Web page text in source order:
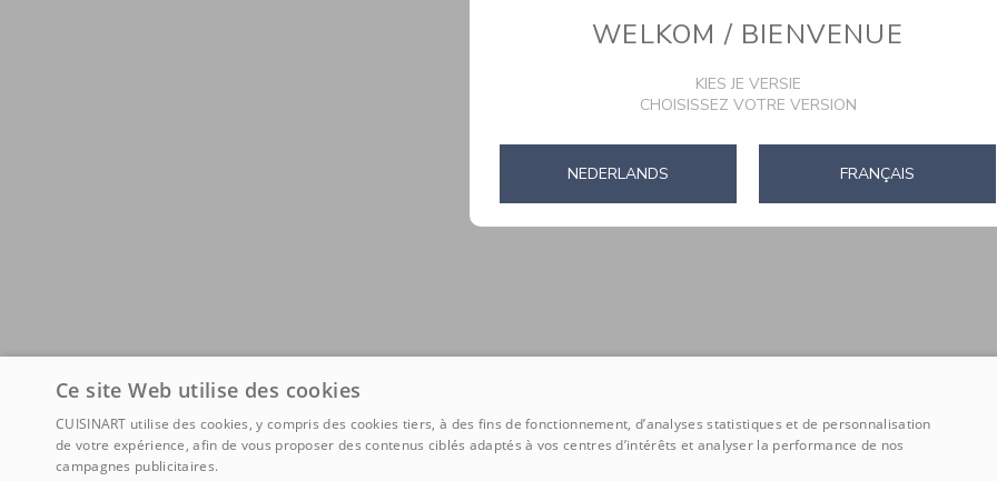
WELKOM / BIENVENUE
KIES JE VERSIE
CHOISISSEZ VOTRE VERSION
NEDERLANDS FRANÇAIS
Ce site Web utilise des cookies
CUISINART utilise des cookies, y compris des cookies tiers, à des fins de fonctionnement, d’analyses statistiques et de personnalisation
de votre expérience, afin de vous proposer des contenus ciblés adaptés à vos centres d’intérêts et analyser la performance de nos
campagnes publicitaires.